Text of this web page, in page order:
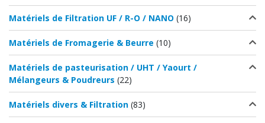
Matériels de Filtration UF / R-O / NANO (16)
Matériels de Fromagerie & Beurre (10)
Matériels de pasteurisation / UHT / Yaourt /
Mélangeurs & Poudreurs (22)
Matériels divers & Filtration (83)